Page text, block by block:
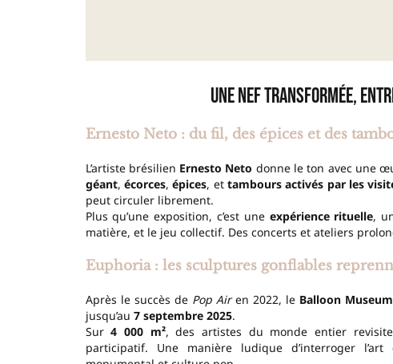
Une nef transformée,
Ernesto Neto : du fil, des épices et des
L’artiste brésilien Ernesto Neto donne le ton avec une
géant, écorces,épices, et tambours activés par les
peut circuler librement.
Plus qu’une exposition, c’est une expérience rituelle,
matière, et le jeu collectif. Des concerts et ateliers
Euphoria : les sculptures gonflables
Après le succès de Pop Airen 2022, le Balloon Museum
jusqu’au 7 septembre 2025.
Sur4 000 m², des artistes du monde entier
participatif. Une manière ludique d’interroger l’art